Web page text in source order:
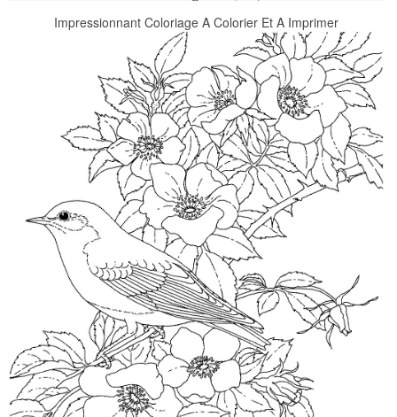
Impressionnant Coloriage A Colorier Et A Imprimer